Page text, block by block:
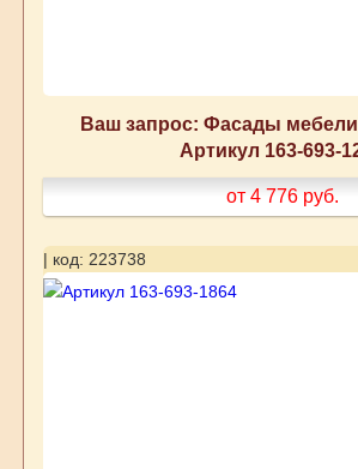
Ваш запрос: Фасады
Артикул 163-693-
от 4 776 руб.
| код: 223738